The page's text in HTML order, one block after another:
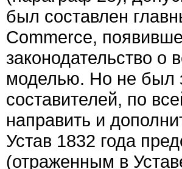
был составлен
Commerce,
законодательство о
моделью. Но не был
составителей, по
направить и
Устав 1832 года
(отраженным в